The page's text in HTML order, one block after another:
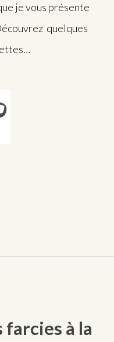
je vous présente
quelques
à la